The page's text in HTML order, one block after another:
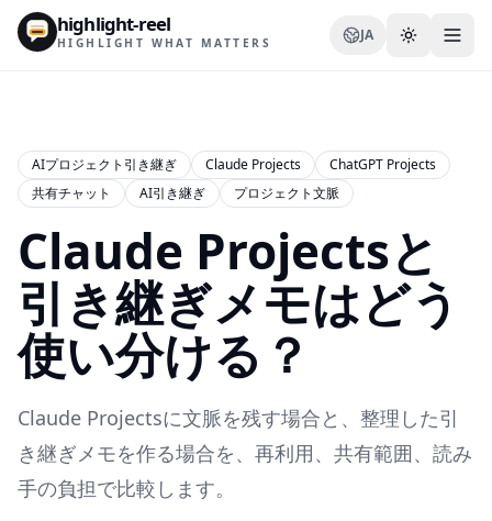
highlight-reel
HIGHLIGHT WHAT MATTERS JA
リソース
ブログ
比較
テンプレート
ユースケース
拡張機能
AIプロジェクト引き継ぎ Claude Projects
ChatGPT Projects
共有チャット
AI引き継ぎ プロジェクト文脈
Claude Projectsと
引き継ぎメモはどう
使い分ける？
Claude Projectsに文脈を残す場合と、整理した引
き継ぎメモを作る場合を、再利用、共有範囲、読み
手の負担で比較します。